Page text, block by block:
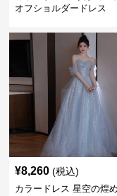
¥8,260 (税込)
カラードレス 星空の煌め
ディングドレス